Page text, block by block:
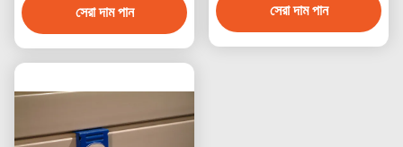
সেরা দাম পান
সেরা দাম পান